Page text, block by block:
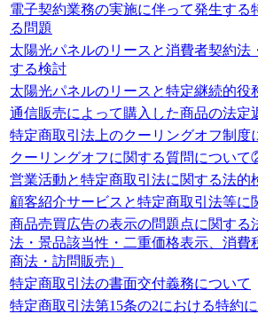
電子契約業務の実施に伴って発生する
る問題
太陽光パネルのリースと消費者契約法
する検討
太陽光パネルのリースと特定継続的役
通信販売によって購入した商品の法定
特定商取引法上のクーリングオフ制度
クーリングオフに関する質問につい
営業活動と特定商取引法に関する法的
顧客紹介サービスと特定商取引法等に
商品売買広告の表示の問題点に関する
法・景品該当性・二重価格表示、消費
商法・訪問販売）
特定商取引法の書面交付義務について
特定商取引法第15条の2における特約